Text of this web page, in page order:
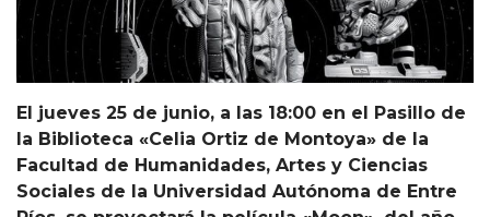
El jueves 25 de junio, a las 18:00 en el Pasillo de
la Biblioteca «Celia Ortiz de Montoya» de la
Facultad de Humanidades, Artes y Ciencias
Sociales de la Universidad Autónoma de Entre